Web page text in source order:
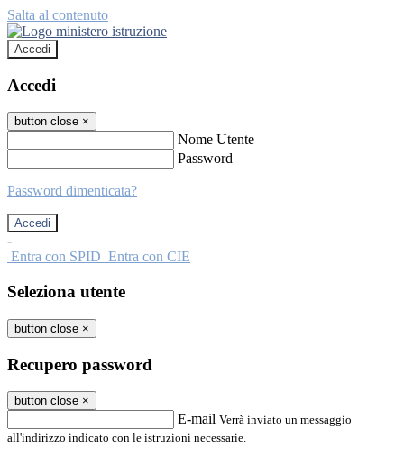
Salta al contenuto
Accedi
Accedi
button close ×
Nome Utente
Password
Password dimenticata?
-
Entra con SPID Entra con CIE
Seleziona utente
button close ×
Recupero password
button close ×
E-mail Verrà inviato un messaggio
all'indirizzo indicato con le istruzioni necessarie.